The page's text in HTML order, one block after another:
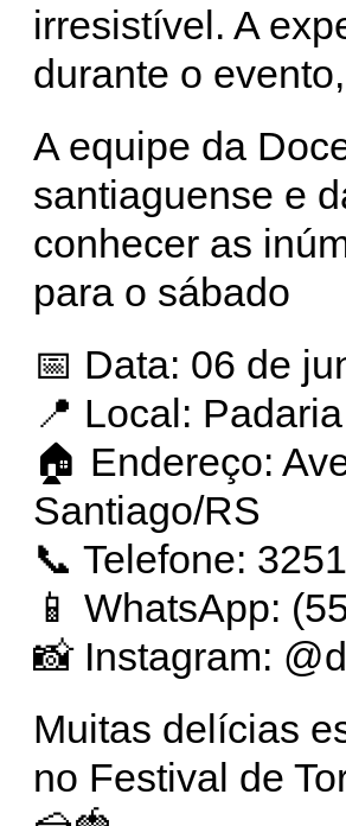
irresistível. A
durante o
A equipe da
santiaguense e
conhecer as
para o sábado
📅 Data: 06 de
📍 Local:
🏠 Endereço:
Santiago/RS
📞 Telefone:
📱 WhatsApp:
📸 Instagram:
Muitas delícias
no Festival de